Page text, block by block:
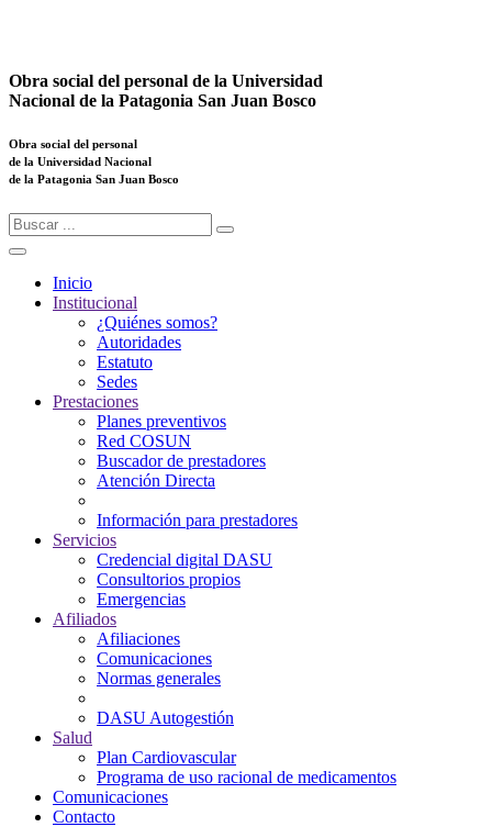
Obra social del personal de la Universidad
Nacional de la Patagonia San Juan Bosco
Obra social del personal
de la Universidad Nacional
de la Patagonia San Juan Bosco
Menu
Inicio
Institucional
¿Quiénes somos?
Autoridades
Estatuto
Sedes
Prestaciones
Planes preventivos
Red COSUN
Buscador de prestadores
Atención Directa
Información para prestadores
Servicios
Credencial digital DASU
Consultorios propios
Emergencias
Afiliados
Afiliaciones
Comunicaciones
Normas generales
DASU Autogestión
Salud
Plan Cardiovascular
Programa de uso racional de medicamentos
Comunicaciones
Contacto